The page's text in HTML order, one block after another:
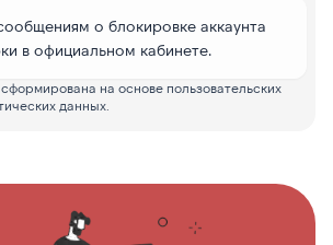
о блокировке аккаунта
в официальном кабинете.
на основе пользовательских
данных.